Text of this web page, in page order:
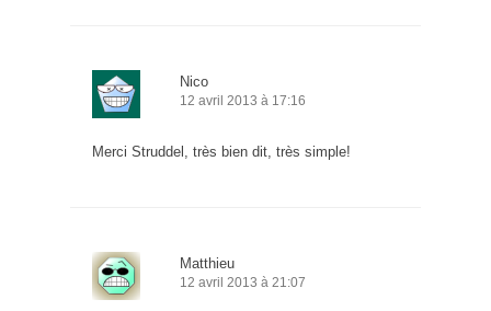
Nico
12 avril 2013 à 17:16
Merci Struddel, très bien dit, très simple!
Matthieu
12 avril 2013 à 21:07